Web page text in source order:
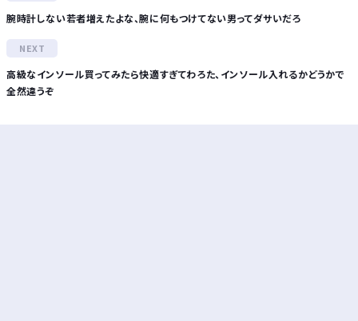
腕時計しない若者増えたよな、腕に何もつけてない男ってダサいだろ
高級なインソール買ってみたら快適すぎてわろた、インソール入れるかどうかで
全然違うぞ